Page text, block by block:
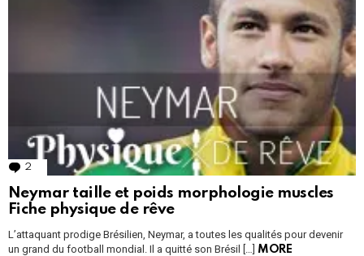
2 Comments
Neymar taille et poids morphologie muscles
Fiche physique de rêve
L’attaquant prodige Brésilien, Neymar, a toutes les qualités pour devenir
un grand du football mondial. Il a quitté son Brésil […]
MORE